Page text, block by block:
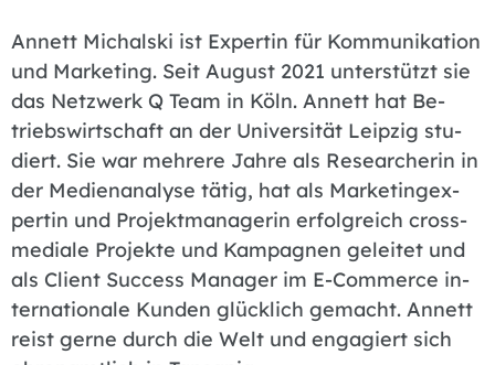
An­nett Mi­ch­alski ist Ex­per­tin für Kom­mu­ni­ka­ti­on
und Mar­ke­ting. Seit Au­gust 2021 un­ter­stützt sie
das Netzwerk Q Team in Köln. An­nett hat Be­
triebs­wirt­schaft an der Uni­ver­si­tät Leip­zig stu­
diert. Sie war meh­rere Jah­re als Re­se­ar­che­rin in
der Me­di­en­ana­ly­se tä­tig, hat als Mar­ke­ting­ex­
per­tin und Pro­jekt­ma­na­ge­rin er­folg­reich cross­
me­dia­le Pro­jek­te und Kam­pa­gnen ge­lei­tet und
als Cli­ent Suc­cess Ma­na­ger im E-Com­mer­ce in­
ter­na­tio­na­le Kun­den glück­lich ge­macht. An­nett
reist ger­ne durch die Welt und en­ga­giert sich